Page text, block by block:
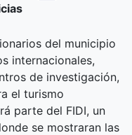
del municipio
internacionales,
de investigación,
el turismo
parte del FIDI, un
se mostraran las